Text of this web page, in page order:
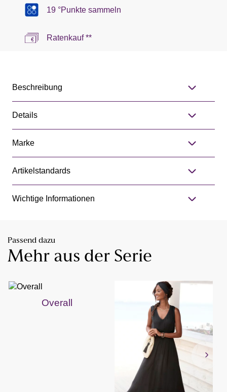
19 °Punkte sammeln
Ratenkauf **
Beschreibung
Details
Marke
Artikelstandards
Wichtige Informationen
Passend dazu
Mehr aus der Serie
Overall